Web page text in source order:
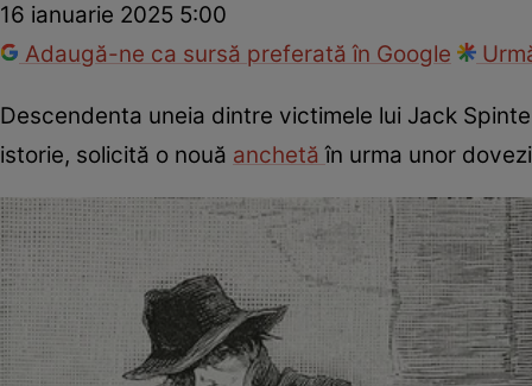
16 ianuarie 2025 5:00
Adaugă-ne ca sursă preferată în Google
Descendenta uneia dintre victimele lui Jack
istorie, solicită o nouă anchetăîn urma unor